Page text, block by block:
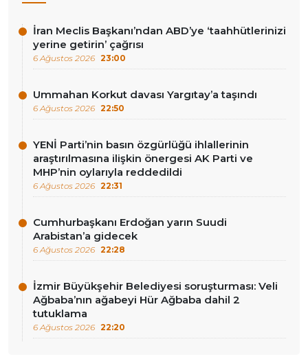
İran Meclis Başkanı’ndan ABD’ye ‘taahhütlerinizi
yerine getirin’ çağrısı
6 Ağustos 2026 23:00
Ummahan Korkut davası Yargıtay’a taşındı
6 Ağustos 2026 22:50
YENİ Parti’nin basın özgürlüğü ihlallerinin
araştırılmasına ilişkin önergesi AK Parti ve
MHP’nin oylarıyla reddedildi
6 Ağustos 2026 22:31
Cumhurbaşkanı Erdoğan yarın Suudi
Arabistan’a gidecek
6 Ağustos 2026 22:28
İzmir Büyükşehir Belediyesi soruşturması: Veli
Ağbaba’nın ağabeyi Hür Ağbaba dahil 2
tutuklama
6 Ağustos 2026 22:20